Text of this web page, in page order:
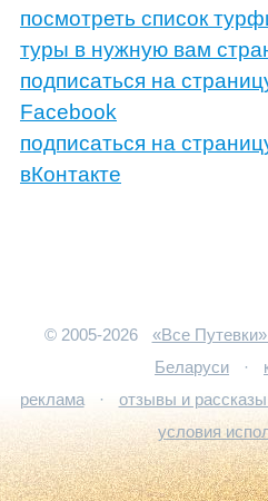
посмотреть список
туры в нужную вам
подписаться на
Facebook
подписаться на
вКонтакте
© 2005-2026
«Все
Беларуси
·
реклама
· отзывы и рассказы
условия